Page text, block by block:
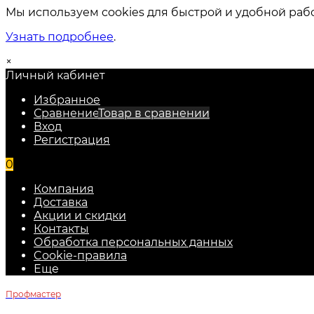
Мы используем cookies для быстрой и удобной
Узнать подробнее.
×
Личный кабинет
Избранное
СравнениеТовар в сравнении
Вход
Регистрация
0
Компания
Доставка
Акции и скидки
Контакты
Обработка персональных данных
Cookie-правила
Еще
Профмастер